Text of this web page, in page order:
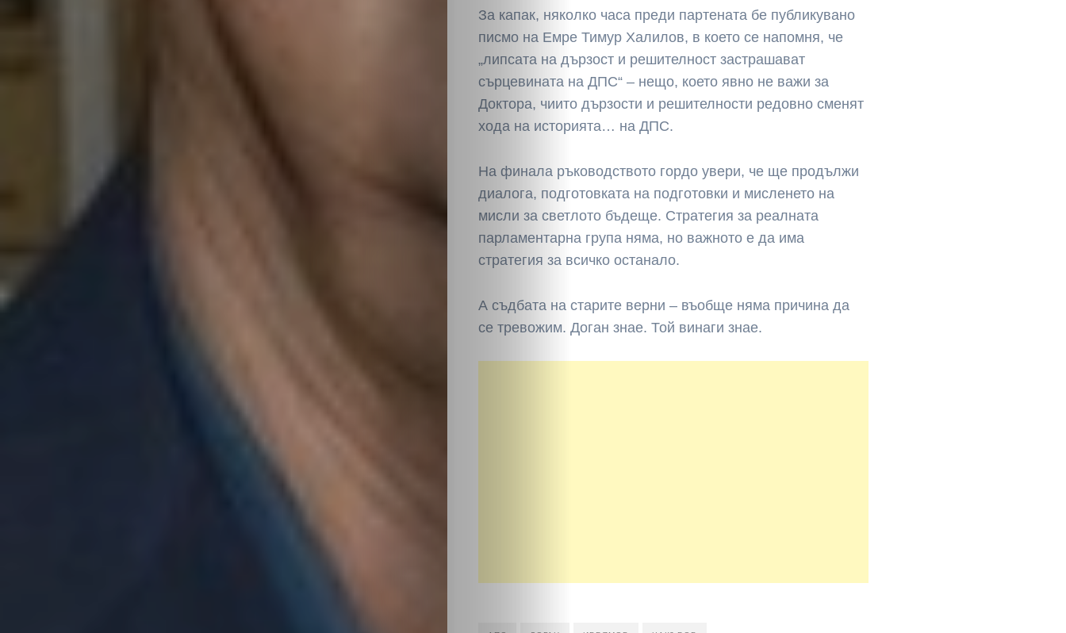
Малки
обяви
Таблоид
Новини
Search
За капак, няколко часа преди партената бе публикувано
писмо на Емре Тимур Халилов, в което се напомня, че
„липсата на дързост и решителност застрашават
сърцевината на ДПС“ – нещо, което явно не важи за
Доктора, чиито дързости и решителности редовно сменят
хода на историята… на ДПС.
На финала ръководството гордо увери, че ще продължи
диалога, подготовката на подготовки и мисленето на
мисли за светлото бъдеще. Стратегия за реалната
парламентарна група няма, но важното е да има
стратегия за всичко останало.
А съдбата на старите верни – въобще няма причина да
се тревожим. Доган знае. Той винаги знае.